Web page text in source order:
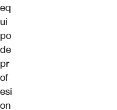
eq
ui
po
de
pr
of
esi
on